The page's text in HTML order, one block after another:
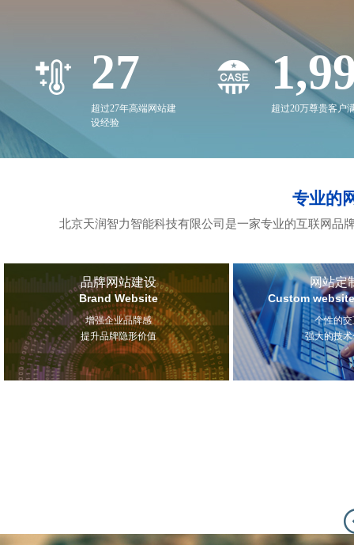
27
超过27年高端网站建
设经验
超过20万尊贵客户
专业的
北京天润智力智能科技有限公司是一家专业的互联网品
品牌网站建设
Brand Website
增强企业品牌感
提升品牌隐形价值
网站定
Custom
个性的
强大的技